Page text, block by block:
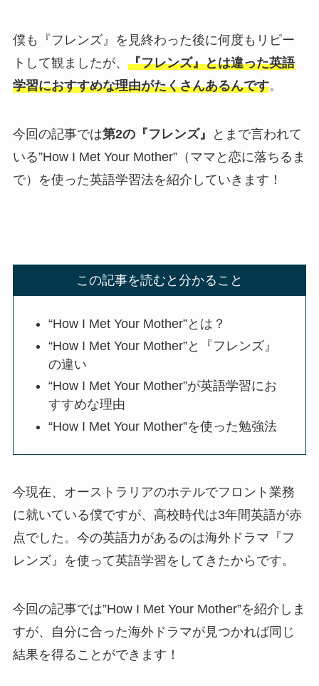
僕も『フレンズ』を見終わった後に何度もリピー
トして観ましたが、 『フレンズ』とは違った英語
学習におすすめな理由がたくさんあるんです。
今回の記事では第2の『フレンズ』
とまで言われて
いる”How I Met Your Mother”（ママと恋に落ちるま
で）を使った英語学習法を紹介していきます！
この記事を読むと分かること
“How I Met Your Mother”とは？
“How I Met Your Mother”と『フレンズ』
の違い
“How I Met Your Mother”が英語学習にお
すすめな理由
“How I Met Your Mother”を使った勉強法
今現在、オーストラリアのホテルでフロント業務
に就いている僕ですが、高校時代は3年間英語が赤
点でした。今の英語力があるのは海外ドラマ『フ
レンズ』を使って英語学習をしてきたからです。
今回の記事では”How I Met Your Mother”を紹介しま
すが、自分に合った海外ドラマが見つかれば同じ
結果を得ることができます！